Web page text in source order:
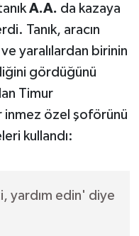
A.A. da kazaya
Tanık, aracın
ve yaralılardan birinin
gördüğünü
Timur
inmez özel şoförünü
kullandı:
yardım edin' diye